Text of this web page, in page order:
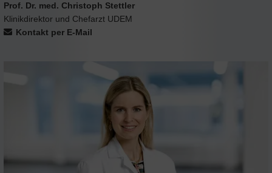
Prof. Dr. med. Christoph Stettler
Klinikdirektor und Chefarzt UDEM
Kontakt per E-Mail